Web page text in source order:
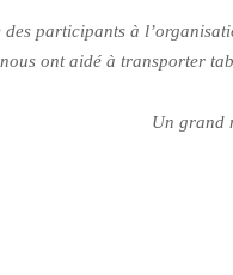
des participants à
ont aidé à transporter
Un grand